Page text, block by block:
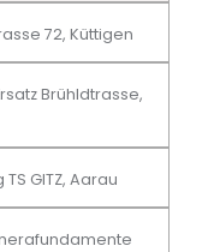
72, Küttigen
Brühldtrasse,
GITZ, Aarau